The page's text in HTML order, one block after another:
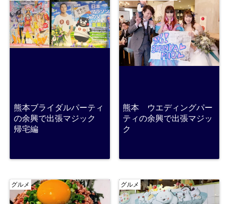
熊本ブライダルパーティ
の余興で出張マジック
帰宅編
熊本 ウエディングパー
ティの余興で出張マジッ
ク
グルメ グルメ